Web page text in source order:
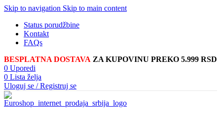
Skip to navigation Skip to main content
Status porudžbine
Kontakt
FAQs
BESPLATNA DOSTAVA ZA KUPOVINU PREKO 5.999 RSD
0 Uporedi
0 Lista želja
Uloguj se / Registruj se